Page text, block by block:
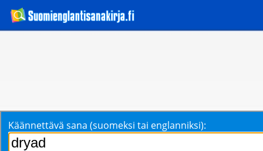
Käännettävä sana (suomeksi tai englanniksi):